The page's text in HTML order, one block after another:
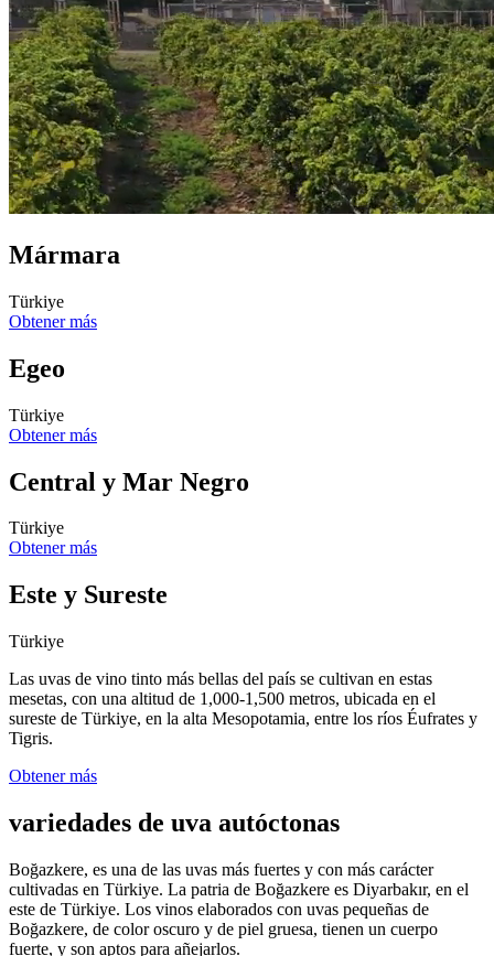
Mármara
Türkiye
Obtener más
Egeo
Türkiye
Obtener más
Central y Mar Negro
Türkiye
Obtener más
Este y Sureste
Türkiye
Las uvas de vino tinto más bellas del país se cultivan en estas
mesetas, con una altitud de 1,000-1,500 metros, ubicada en el
sureste de Türkiye, en la alta Mesopotamia, entre los ríos Éufrates y
Tigris.
Obtener más
variedades de uva autóctonas
Boğazkere, es una de las uvas más fuertes y con más carácter
cultivadas en Türkiye. La patria de Boğazkere es Diyarbakır, en el
este de Türkiye. Los vinos elaborados con uvas pequeñas de
Boğazkere, de color oscuro y de piel gruesa, tienen un cuerpo
fuerte, y son aptos para añejarlos.